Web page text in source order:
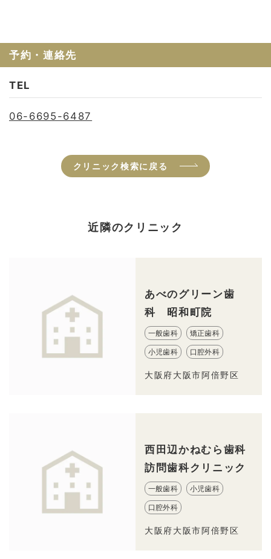
予約・連絡先
TEL
06-6695-6487
クリニック検索に戻る
近隣のクリニック
あべのグリーン歯
科 昭和町院
一般歯科 矯正歯科
小児歯科 口腔外科
大阪府大阪市阿倍野区
西田辺かねむら歯科
訪問歯科クリニック
一般歯科 小児歯科
口腔外科
大阪府大阪市阿倍野区